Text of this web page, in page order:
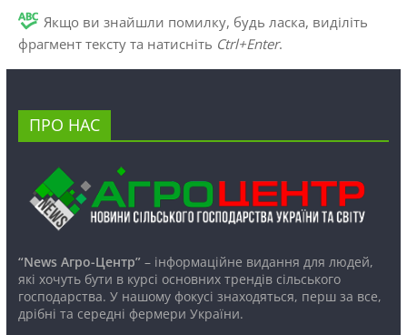
Якщо ви знайшли помилку, будь ласка, виділіть
фрагмент тексту та натисніть Ctrl+Enter.
ПРО НАС
“News Агро-Центр”– інформаційне видання для людей,
які хочуть бути в курсі основних трендів сільського
господарства. У нашому фокусі знаходяться, перш за все,
дрібні та середні фермери України.